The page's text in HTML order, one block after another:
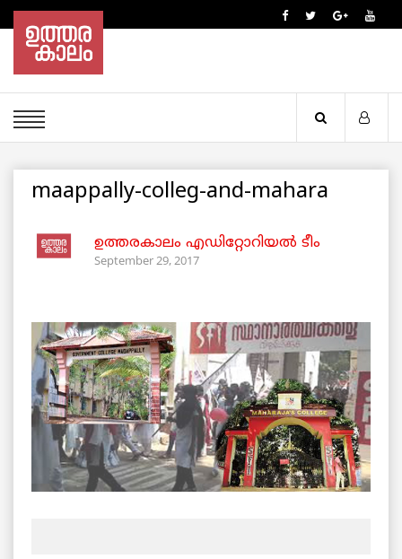
maappally-colleg-and-mahara
ഉത്തരകാലം എഡിറ്റോറിയല്‍ ടീം
September 29, 2017